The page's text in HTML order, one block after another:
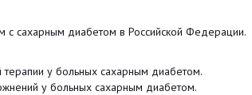
диабетом в Российской Федерации.
у больных сахарным диабетом.
у больных сахарным диабетом.